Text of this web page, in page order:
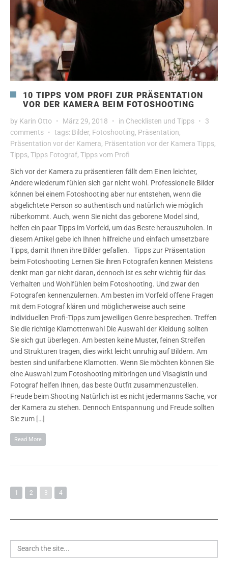
10 TIPPS VOM PROFI ZUR PRÄSENTATION
VOR DER KAMERA BEIM FOTOSHOOTING
by Karin Otto März 29, 2018 in Checklisten und Tipps
3
comments
tags: Bilder, Fotoshooting, Präsentation,
Präsentation vor der Kamera, Präsentation vor der Kamera Tipps,
Tipps, Tipps Fotograf, Tipps vom Profi
Sich vor der Kamera zu präsentieren fällt dem Einen leichter,
Andere wiederum fühlen sich gar nicht wohl. Professionelle Bilder
können bei einem Fotoshooting aber nur entstehen, wenn die
abgelichtete Person so authentisch und natürlich wie möglich
rüberkommt. Auch, wenn Sie nicht das geborene Model sind,
helfen ein paar Tipps im Vorfeld, um das Beste herauszuholen. In
diesem Artikel gebe ich Ihnen hilfreiche und einfach umsetzbare
Tipps, damit Ihnen ihre Bilder gefallen. Tipps zur Präsentation
beim Fotoshooting Lernen Sie ihren Fotografen kennen Meistens
denkt man gar nicht daran, dennoch ist es sehr wichtig für das
Verhalten und Wohlfühlen beim Fotoshooting. Und zwar den
Fotografen kennenzulernen. Am besten im Vorfeld offene Fragen
mit dem Fotograf klären und möglicherweise auch seine
individuellen Profi-Tipps zum jeweiligen Genre besprechen. Treffen
Sie die richtige Klamottenwahl Die Auswahl der Kleidung sollten
Sie sich gut überlegen. Am besten keine Muster, feinen Streifen
und Strukturen tragen, dies wirkt leicht unruhig auf Bildern. Am
besten sind unifarbene Klamotten. Wenn Sie möchten können Sie
eine Auswahl zum Fotoshooting mitbringen und Visagistin und
Fotograf helfen Ihnen, das beste Outfit zusammenzustellen.
Freude beim Shooting Natürlich ist es nicht jedermanns Sache, vor
der Kamera zu stehen. Dennoch Entspannung und Freude sollten
Sie zum […]
Read More
1 2 3 4